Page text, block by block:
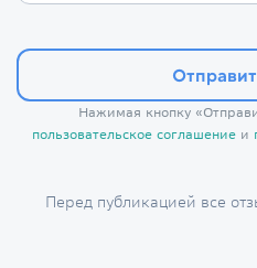
Нажимая кнопку
пользовательское соглашениеи
Перед публикацией все